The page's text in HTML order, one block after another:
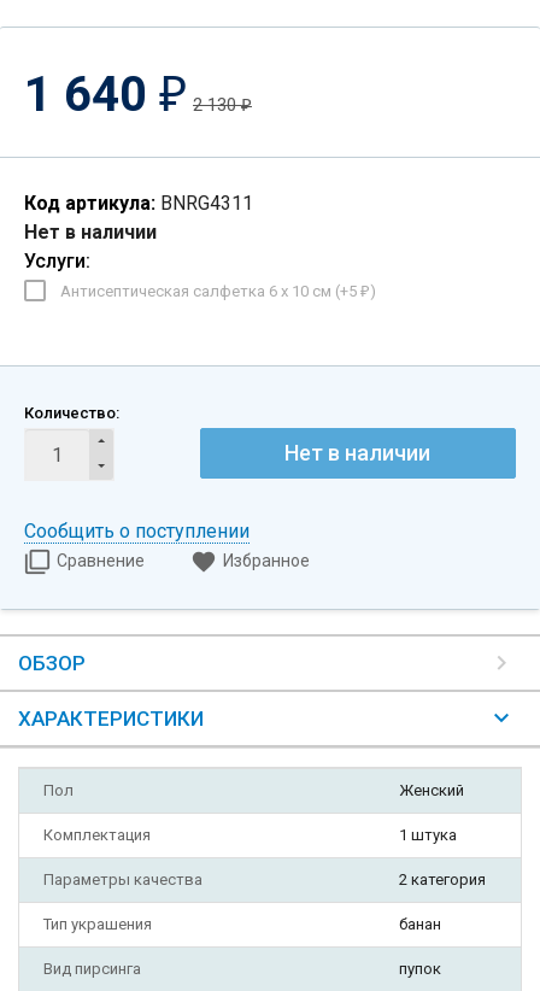
1 640 ₽ 2 130₽
Код артикула: BNRG4311
Нет в наличии
Услуги:
Антисептическая салфетка 6 х 10 см (+5 ₽ )
Количество:
Нет в наличии
Сообщить о поступлении
Сравнение Избранное
ОБЗОР
ХАРАКТЕРИСТИКИ
Пол Женский
Комплектация 1 штука
Параметры качества 2 категория
Тип украшения банан
Вид пирсинга пупок